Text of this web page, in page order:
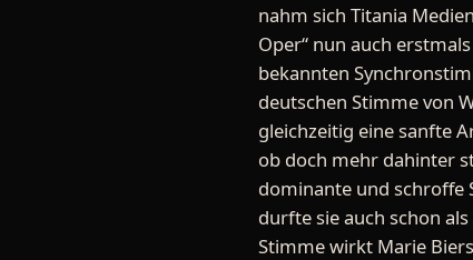
nahm sich Titania
Oper“ nun auch
bekannten
deutschen Stimme von
gleichzeitig eine sanfte
ob doch mehr dahinter
dominante und schroffe
durfte sie auch schon
Stimme wirkt Marie